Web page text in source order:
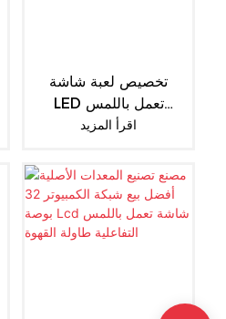
تخصيص لعبة شاشة
LED تعمل باللمس
بالسعة طاولة القهوة
اقرأ المزيد